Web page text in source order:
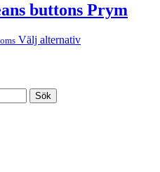
buttons Prym
Välj alternativ
Sök